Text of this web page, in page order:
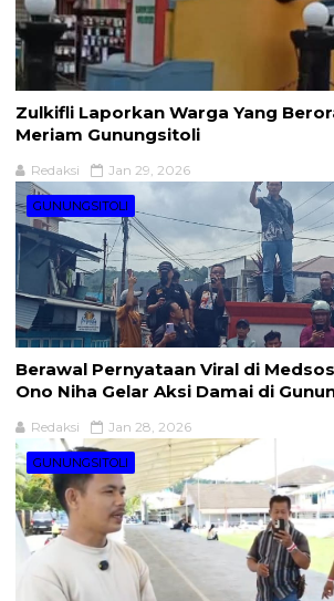
Zulkifli Laporkan Warga Yang
Meriam Gunungsitoli
Redaksi Jan 29, 2026
GUNUNGSITOLI
Berawal Pernyataan Viral di
Ono Niha Gelar Aksi Damai di
Redaksi Jan 28, 2026
GUNUNGSITOLI